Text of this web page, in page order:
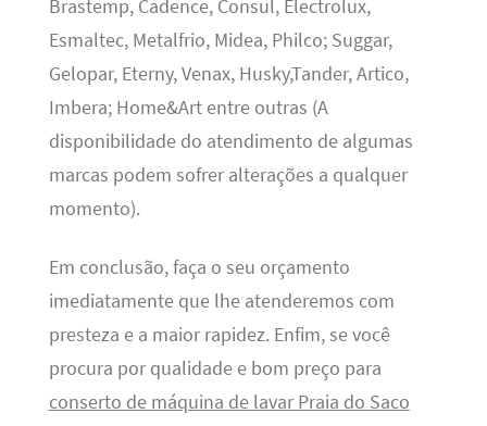
Brastemp, Cadence, Consul, Electrolux,
Esmaltec, Metalfrio, Midea, Philco; Suggar,
Gelopar, Eterny, Venax, Husky,Tander, Artico,
Imbera; Home&Art entre outras (A
disponibilidade do atendimento de algumas
marcas podem sofrer alterações a qualquer
momento).
Em conclusão, faça o seu orçamento
imediatamente que lhe atenderemos com
presteza e a maior rapidez. Enfim, se você
procura por qualidade e bom preço para
conserto de máquina de lavar Praia do Saco